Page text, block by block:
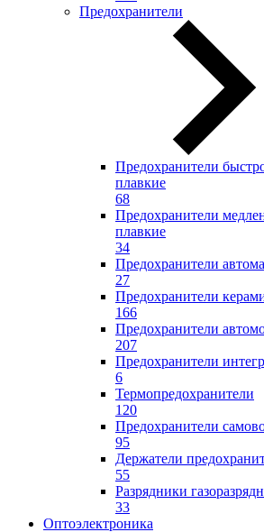
Предохранители
Предохранители
плавкие
68
Предохранители
плавкие
34
Предохранители
27
Предохранители
166
Предохранители
207
Предохранители
6
Термопредохранители
120
Предохранители
95
Держатели
55
Разрядники
33
Оптоэлектроника